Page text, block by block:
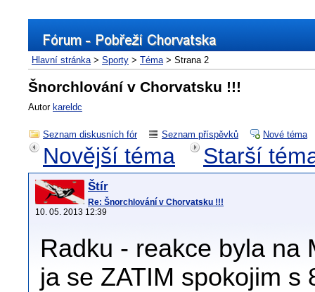
Hlavní stránka> Sporty > Téma> Strana 2
Šnorchlování v Chorvatsku !!!
Autor kareldc
Seznam diskusních fór Seznam příspěvků Nové téma
Novější téma Starší
Štír
Re: Šnorchlování v Chorvatsku !!!
10. 05. 2013 12:39
Radku - reakce byla na
ja se ZATIM spokojim s